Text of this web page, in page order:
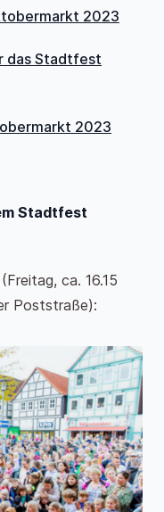
2023
das Stadtfest
2023
Stadtfest
ca. 16.15
Poststraße):